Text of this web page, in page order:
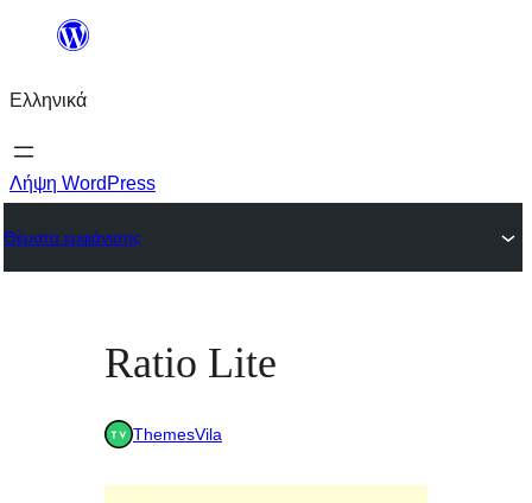
Μετάβαση
περιεχόμενο
Ελληνικά
Λήψη WordPress
Θέματα εμφάνισης
Ratio Lite
ThemesVila